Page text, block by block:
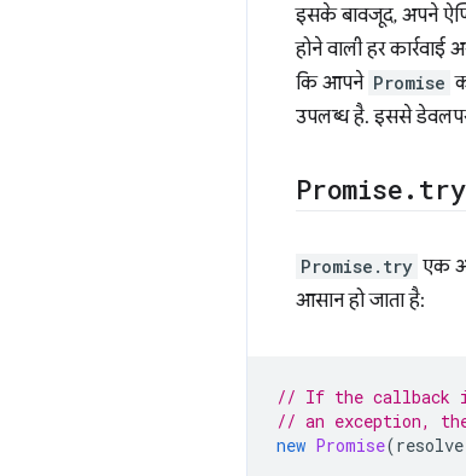
इसके बावजूद, अपने
होने वाली हर
कि आपने Promise
उपलब्ध है. इससे
Promise. try
Promise.try एक
आसान हो जाता है:
// If the callback
// an exception,
new Promise(resolve